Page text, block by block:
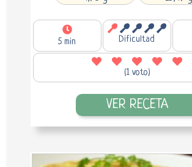
5 min Dificultad
(1 voto)
VER RECETA